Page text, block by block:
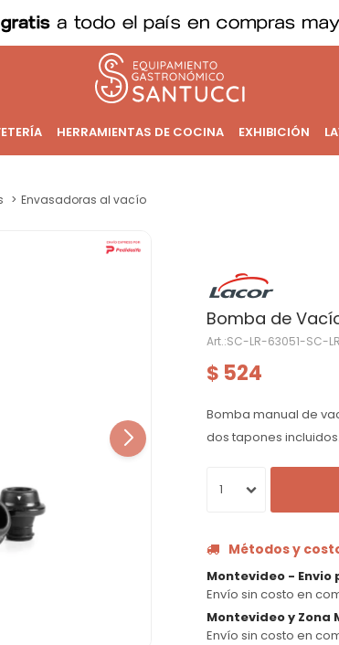
HERRAMIENTAS DE COCINA EXHIBICIÓN
Envasadoras al vacío
Bomba de
SC-LR-63051-SC-
$ 524
Bomba manual de
dos tapones incluidos.
1
Métodos y
Montevideo - Envio
Envío sin costo en
Montevideo y
Envío sin costo en